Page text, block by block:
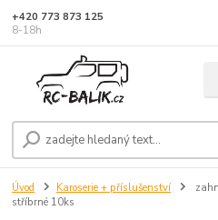
+420 773 873 125
8-18h
Úvod Karoserie + příslušenství
stříbrné 10ks